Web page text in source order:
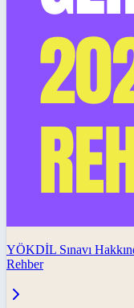
YÖKDİL Sınavı
Rehber